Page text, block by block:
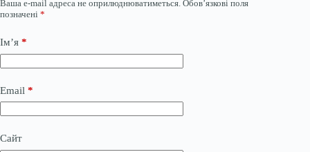
Ваша e-mail адреса не оприлюднюватиметься. Обов’язкові поля
позначені *
Ім’я *
Email *
Сайт